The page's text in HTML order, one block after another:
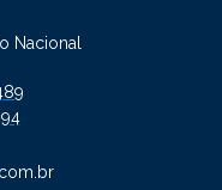
Nacional